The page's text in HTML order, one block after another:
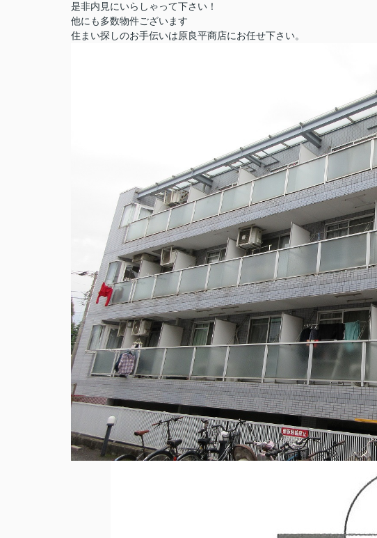
是非内見にいらしゃって下さい！
他にも多数物件ございます
住まい探しのお手伝いは原良平商店にお任せ下さい。